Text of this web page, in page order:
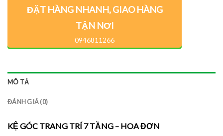
ĐẶT HÀNG NHANH, GIAO HÀNG
TẬN NƠI
0946811266
MÔ TẢ
ĐÁNH GIÁ (0)
KỆ GÓC TRANG TRÍ 7 TẦNG – HOA ĐƠN